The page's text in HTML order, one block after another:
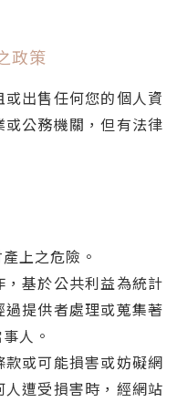
政策
出售任何您的個人資
公務機關，但有法律
上之危險。
基於公共利益為統計
提供者處理或蒐集著
人。
或可能損害或妨礙網
遭受損害時，經網站